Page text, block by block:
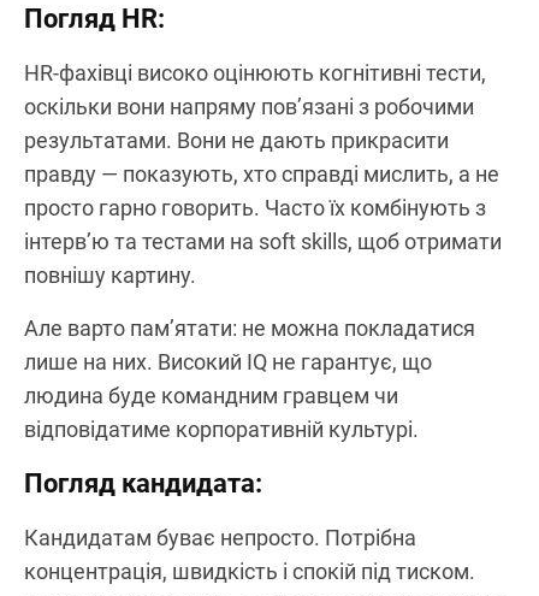
Погляд HR:
HR-фахівці високо оцінюють когнітивні тести,
оскільки вони напряму пов’язані з робочими
результатами. Вони не дають прикрасити
правду — показують, хто справді мислить, а не
просто гарно говорить. Часто їх комбінують з
інтерв’ю та тестами на soft skills, щоб отримати
повнішу картину.
Але варто пам’ятати: не можна покладатися
лише на них. Високий IQ не гарантує, що
людина буде командним гравцем чи
відповідатиме корпоративній культурі.
Погляд кандидата:
Кандидатам буває непросто. Потрібна
концентрація, швидкість і спокій під тиском.